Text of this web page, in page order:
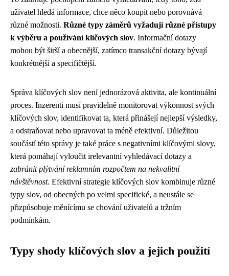
uživatel hledá informace, chce něco koupit nebo porovnává
různé možnosti. Různé typy záměrů vyžadují různé přístupy
k výběru a používání klíčových slov. Informační dotazy
mohou být širší a obecnější, zatímco transakční dotazy bývají
konkrétnější a specifičtější.
Správa klíčových slov není jednorázová aktivita, ale kontinuální
proces. Inzerenti musí pravidelně monitorovat výkonnost svých
klíčových slov, identifikovat ta, která přinášejí nejlepší výsledky,
a odstraňovat nebo upravovat ta méně efektivní. Důležitou
součástí této správy je také práce s negativními klíčovými slovy,
která pomáhají vyloučit irelevantní vyhledávací dotazy a
zabránit plýtvání reklamním rozpočtem na nekvalitní
návštěvnost. Efektivní strategie klíčových slov kombinuje různé
typy slov, od obecných po velmi specifické, a neustále se
přizpůsobuje měnícímu se chování uživatelů a tržním
podmínkám.
Typy shody klíčových slov a jejich použití